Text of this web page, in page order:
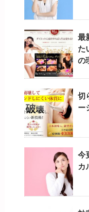
最
た
の
切
ー
今
カ